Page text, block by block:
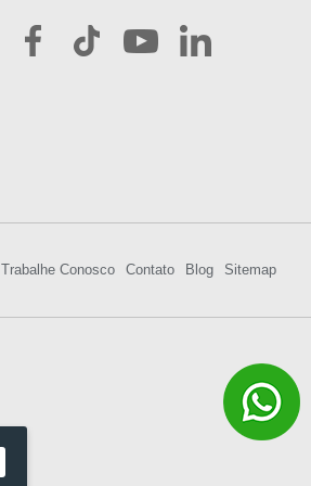
Trabalhe Conosco Contato Blog Sitemap